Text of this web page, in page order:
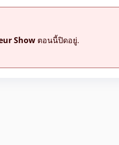
Showตอนนี้ปิดอยู่.